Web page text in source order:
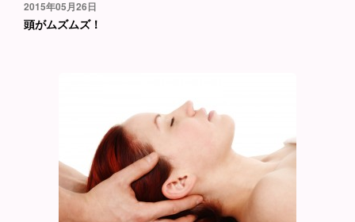
2015年05月26日
頭がムズムズ！